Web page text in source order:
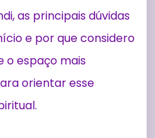
as principais dúvidas
e por que considero
o espaço mais
orientar esse